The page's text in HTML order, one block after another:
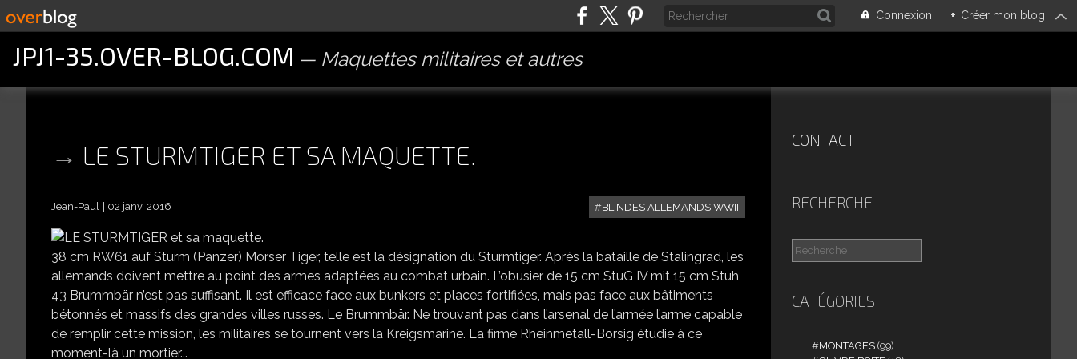
Connexion + Créer mon blog
JPJ1-35.OVER-BLOG.COM Maquettes militaires et autres
LE STURMTIGER ET SA MAQUETTE.
BLINDES ALLEMANDS WWII
Jean-Paul 02 janv. 2016 LE STURMTIGER ET SA MAQUETTE.
38 cm RW61 auf Sturm (Panzer) Mörser Tiger, telle est la désignation du Sturmtiger. Après la bataille de Stalingrad, les
allemands doivent mettre au point des armes adaptées au combat urbain. L’obusier de 15 cm StuG IV mit 15 cm Stuh
43 Brummbär n’est pas suffisant. Il est efficace face aux bunkers et places fortifiées, mais pas face aux bâtiments
bétonnés et massifs des grandes villes russes. Le Brummbär. Ne trouvant pas dans l’arsenal de l’armée l’arme capable
de remplir cette mission, les militaires se tournent vers la Kreigsmarine. La firme Rheinmetall-Borsig étudie à ce
moment-là un mortier...
CONTACT
RECHERCHE
CATÉGORIES
MONTAGES (99)